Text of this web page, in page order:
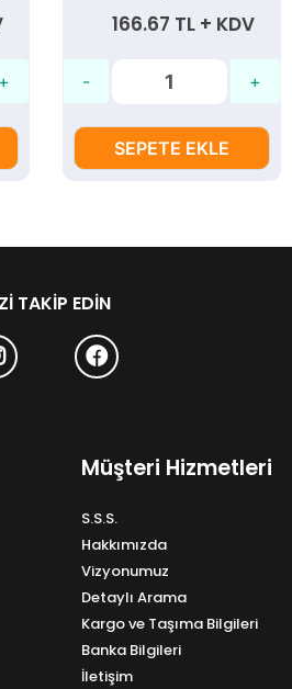
166.67 TL + KDV
SEPETE EKLE
TAKIP EDIN
Müşteri Hizmetleri
S.S.S.
Hakkımızda
Vizyonumuz
Detaylı Arama
Kargo ve Taşıma Bilgileri
Banka Bilgileri
İletişim